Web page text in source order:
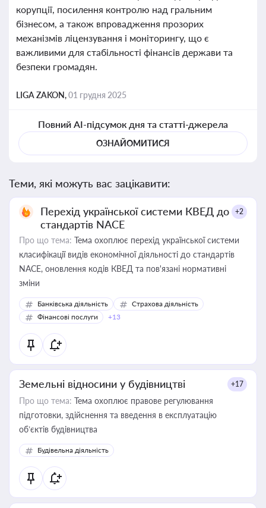
корупції, посилення контролю над гральним
бізнесом, а також впровадження прозорих
механізмів ліцензування і моніторингу, що є
важливими для стабільності фінансів держави та
безпеки громадян.
LIGA ZAKON,01 грудня 2025
Повний AI-підсумок дня та статті-джерела
ОЗНАЙОМИТИСЯ
Теми, які можуть вас зацікавити:
Перехід української системи КВЕД до
стандартів NACE
+2
Про що тема: Тема охоплює перехід української системи
класифікації видів економічної діяльності до стандартів
NACE, оновлення кодів КВЕД та пов'язані нормативні
зміни
Банківська діяльність
Страхова діяльність
Фінансові послуги
+13
Земельні відносини у будівництві +17
Про що тема: Тема охоплює правове регулювання
підготовки, здійснення та введення в експлуатацію
об’єктів будівництва
Будівельна діяльність